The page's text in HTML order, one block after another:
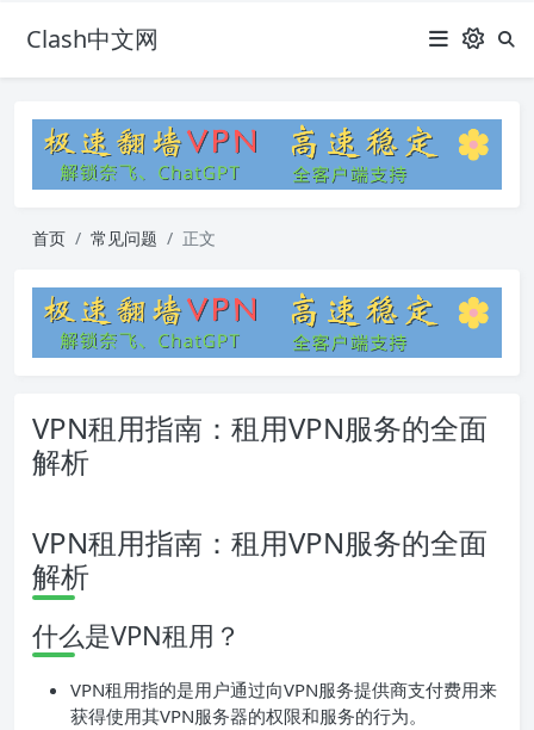
Clash中文网
首页 常见问题 正文
VPN租用指南：租用VPN服务的全面
解析
VPN租用指南：租用VPN服务的全面
解析
什么是VPN租用？
VPN租用指的是用户通过向VPN服务提供商支付费用来
获得使用其VPN服务器的权限和服务的行为。